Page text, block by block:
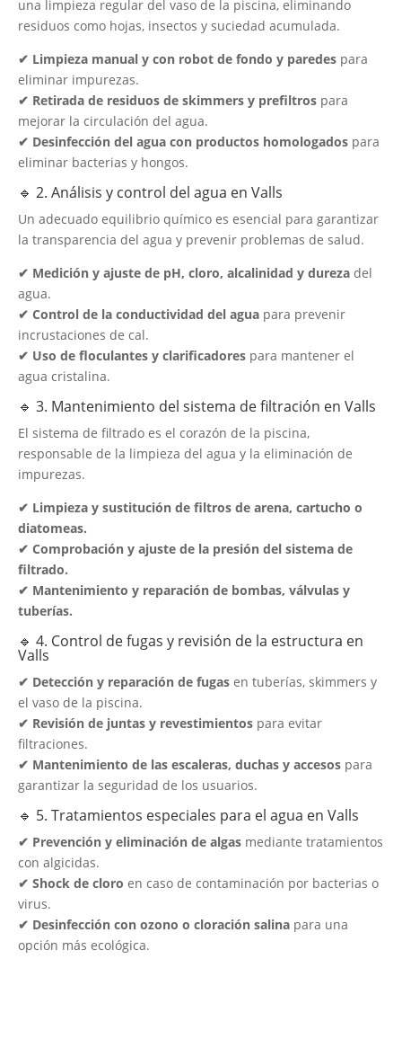
una limpieza regular del vaso de la piscina, eliminando
residuos como hojas, insectos y suciedad acumulada.
✔ Limpieza manual y con robot de fondo y paredes para
eliminar impurezas.
✔ Retirada de residuos de skimmers y prefiltros para
mejorar la circulación del agua.
✔ Desinfección del agua con productos homologados para
eliminar bacterias y hongos.
🔹 2. Análisis y control del agua en Valls
Un adecuado equilibrio químico es esencial para garantizar
la transparencia del agua y prevenir problemas de salud.
✔ Medición y ajuste de pH, cloro, alcalinidad y dureza del
agua.
✔ Control de la conductividad del agua para prevenir
incrustaciones de cal.
✔ Uso de floculantes y clarificadores para mantener el
agua cristalina.
🔹 3. Mantenimiento del sistema de filtración en Valls
El sistema de filtrado es el corazón de la piscina,
responsable de la limpieza del agua y la eliminación de
impurezas.
✔ Limpieza y sustitución de filtros de arena, cartucho o
diatomeas.
✔ Comprobación y ajuste de la presión del sistema de
filtrado.
✔ Mantenimiento y reparación de bombas, válvulas y
tuberías.
🔹 4. Control de fugas y revisión de la estructura en
Valls
✔ Detección y reparación de fugas en tuberías, skimmers y
el vaso de la piscina.
✔ Revisión de juntas y revestimientos para evitar
filtraciones.
✔ Mantenimiento de las escaleras, duchas y accesos para
garantizar la seguridad de los usuarios.
🔹 5. Tratamientos especiales para el agua en Valls
✔ Prevención y eliminación de algas mediante tratamientos
con algicidas.
✔ Shock de cloro en caso de contaminación por bacterias o
virus.
✔ Desinfección con ozono o cloración salina para una
opción más ecológica.